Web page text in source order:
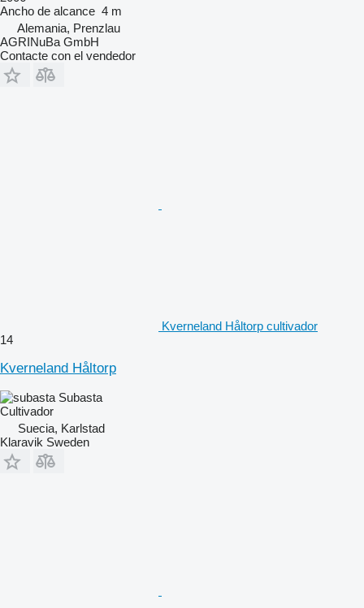
Ancho de alcance 4 m
Alemania, Prenzlau
AGRINuBa GmbH
Contacte con el vendedor
Kverneland Håltorp cultivador
14
Kverneland Håltorp
Subasta
Cultivador
Suecia, Karlstad
Klaravik Sweden